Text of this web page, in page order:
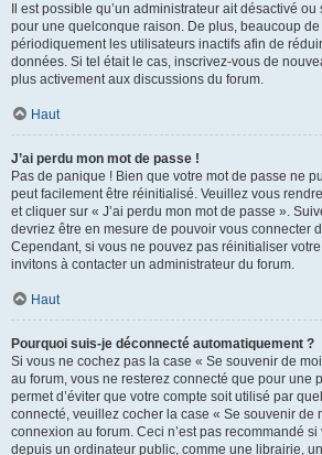
Il est possible qu’un administrateur ait désactivé
pour une quelconque raison. De plus, beaucoup
périodiquement les utilisateurs inactifs afin de
données. Si tel était le cas, inscrivez-vous de
plus activement aux discussions du forum.
Haut
J’ai perdu mon mot de passe !
Pas de panique ! Bien que votre mot de passe ne
peut facilement être réinitialisé. Veuillez vous
et cliquer sur « J’ai perdu mon mot de passe ».
devriez être en mesure de pouvoir vous connecter
Cependant, si vous ne pouvez pas réinitialiser
invitons à contacter un administrateur du forum.
Haut
Pourquoi suis-je déconnecté automatiquement ?
Si vous ne cochez pas la case « Se souvenir de
au forum, vous ne resterez connecté que pour une
permet d’éviter que votre compte soit utilisé par
connecté, veuillez cocher la case « Se souvenir de
connexion au forum. Ceci n’est pas recommandé
depuis un ordinateur public, comme une librairie,